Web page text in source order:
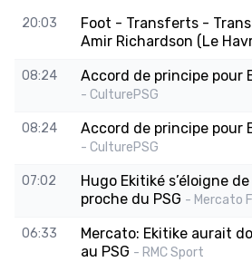
20:03
Foot - Transferts -
Amir Richardson (Le
08:24 Accord de principe pour
- CulturePSG
08:24 Accord de principe pour
- CulturePSG
07:02
Hugo Ekitiké s’éloigne
proche du PSG - Mercato
06:33
Mercato: Ekitike aurait
au PSG - RMC Sport